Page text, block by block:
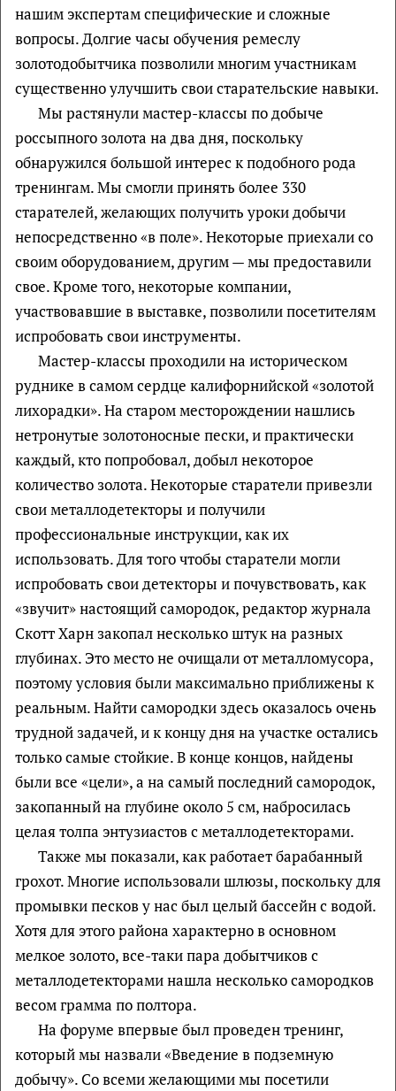
нашим экспертам специфические и сложные
вопросы. Долгие часы обучения ремеслу
золотодобытчика позволили многим участникам
существенно улучшить свои старательские навыки.
Мы растянули мастер-классы по добыче
россыпного золота на два дня, поскольку
обнаружился большой интерес к подобного рода
тренингам. Мы смогли принять более 330
старателей, желающих получить уроки добычи
непосредственно «в поле». Некоторые приехали со
своим оборудованием, другим — мы предоставили
свое. Кроме того, некоторые компании,
участвовавшие в выставке, позволили посетителям
испробовать свои инструменты.
Мастер-классы проходили на историческом
руднике в самом сердце калифорнийской «золотой
лихорадки». На старом месторождении нашлись
нетронутые золотоносные пески, и практически
каждый, кто попробовал, добыл некоторое
количество золота. Некоторые старатели привезли
свои металлодетекторы и получили
профессиональные инструкции, как их
использовать. Для того чтобы старатели могли
испробовать свои детекторы и почувствовать, как
«звучит» настоящий самородок, редактор журнала
Скотт Харн закопал несколько штук на разных
глубинах. Это место не очищали от металломусора,
поэтому условия были максимально приближены к
реальным. Найти самородки здесь оказалось очень
трудной задачей, и к концу дня на участке остались
только самые стойкие. В конце концов, найдены
были все «цели», а на самый последний самородок,
закопанный на глубине около 5 см, набросилась
целая толпа энтузиастов с металлодетекторами.
Также мы показали, как работает барабанный
грохот. Многие использовали шлюзы, поскольку для
промывки песков у нас был целый бассейн с водой.
Хотя для этого района характерно в основном
мелкое золото, все-таки пара добытчиков с
металлодетекторами нашла несколько самородков
весом грамма по полтора.
На форуме впервые был проведен тренинг,
который мы назвали «Введение в подземную
добычу». Со всеми желающими мы посетили